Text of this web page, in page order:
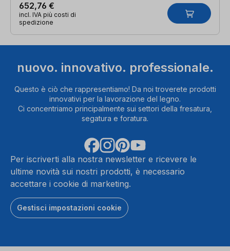
652,76 €
incl. IVA più costi di
spedizione
nuovo. innovativo. professionale.
Questo è ciò che rappresentiamo! Da noi troverete prodotti
innovativi per la lavorazione del legno.
Ci concentriamo principalmente sui settori della fresatura,
segatura e foratura.
Per iscriverti alla nostra newsletter e ricevere le
ultime novità sui nostri prodotti, è necessario
accettare i cookie di marketing.
Gestisci impostazioni cookie